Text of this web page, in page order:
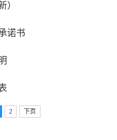
）
诺书
2 下页